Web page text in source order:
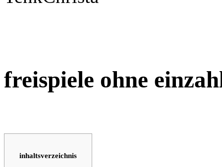
freispiele ohne
inhaltsverzeichnis